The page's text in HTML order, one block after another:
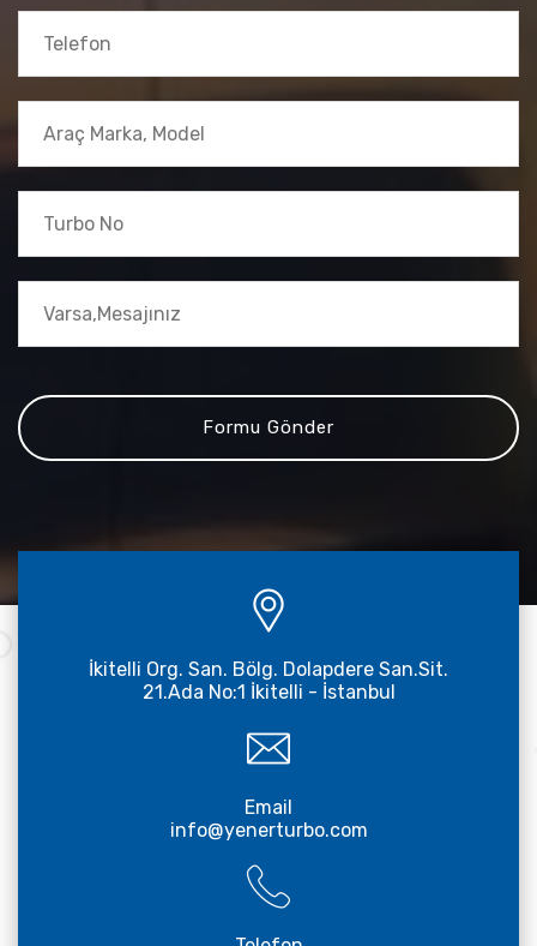
İkitelli Org. San. Bölg. Dolapdere San.Sit.
21.Ada No:1 İkitelli - İstanbul
Email
info@yenerturbo.com